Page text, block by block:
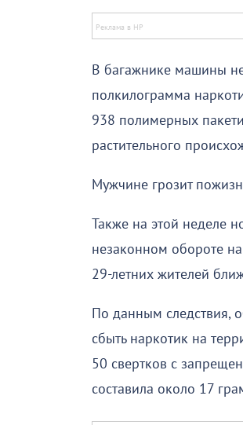
В багажнике машины
полкилограмма
938 полимерных
растительного
Мужчине грозит
Также на этой неделе
незаконном обороте
29-летних жителей
По данным следствия,
сбыть наркотик на
50 свертков с
составила около 17